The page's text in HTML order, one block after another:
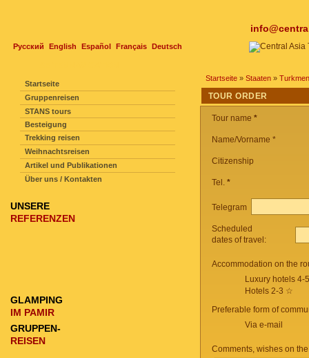
Русский English Español Français Deutsch
Startseite » Staaten »
TOUR ORDER
Tour name *
Name/Vorname *
Citizenship
Tel. *
Telegram
Scheduled
dates of travel:
Accommodation on the
Luxury hotels 4-
Hotels 2-3 ☆
Preferable form of
Via e-mail
Comments, wishes on
Startseite
Gruppenreisen
STANS tours
Besteigung
Trekking reisen
Weihnachtsreisen
Artikel und Publikationen
Über uns / Kontakten
UNSERE
REFERENZEN
GLAMPING
IM PAMIR
GRUPPEN-
REISEN